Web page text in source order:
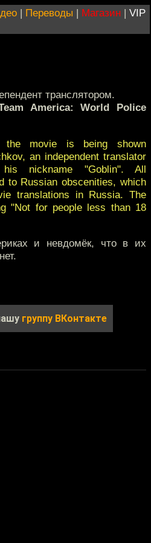
| Переводы | Магазин | VIP
транслятором.
America: World Police
the movie is being shown
an independent translator
nickname "Goblin". All
to Russian obscenities, which
translations in Russia. The
"Not for people less than 18
и невдомёк, что в их
группу ВКонтакте